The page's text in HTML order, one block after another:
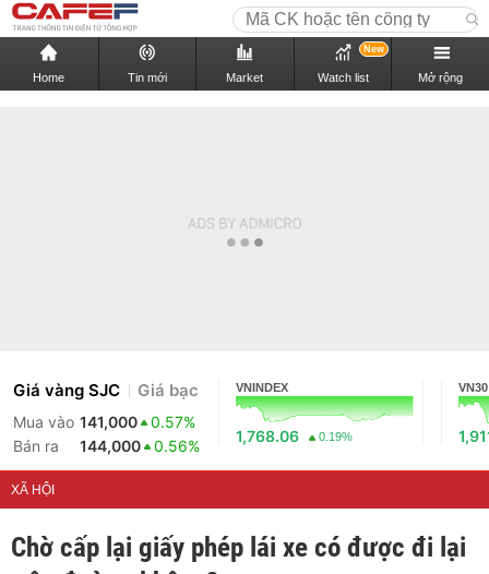
Home Tin mới Market Watch list
New
Mở rộng
Giá vàng SJC Giá bạc
Mua vào 141,000
0.57%
Bán ra
144,000 0.56%
VNINDEX
1,768.06 0.19%
VN30
XÃ HỘI
Chờ cấp lại giấy phép lái xe có được đi lại